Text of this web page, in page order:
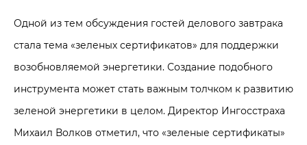
Одной из тем обсуждения гостей делового завтрака
стала тема «зеленых сертификатов» для поддержки
возобновляемой энергетики. Создание подобного
инструмента может стать важным толчком к развитию
зеленой энергетики в целом. Директор Ингосстраха
Михаил Волков отметил, что «зеленые сертификаты»